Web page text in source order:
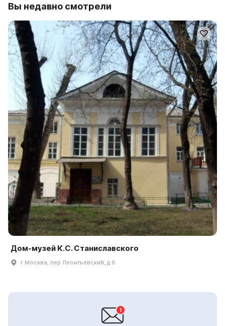
Вы недавно смотрели
Дом-музей К.С. Станиславского
г Москва, пер Леонтьевский, д 6